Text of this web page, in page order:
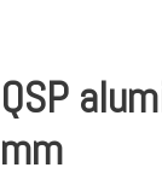
QSP
mm